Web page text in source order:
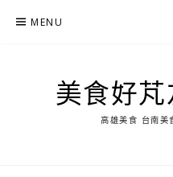
MENU
美食好芃
高雄美食 台南美